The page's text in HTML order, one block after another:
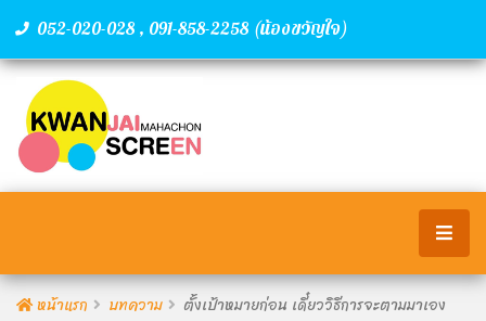
052-020-028 , 091-858-2258 (น้องขวัญใจ)
หน้าแรก บทความ ตั้งเป้าหมายก่อน เดี๋ยววิธีการจะตามมาเอง